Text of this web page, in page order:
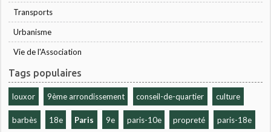
Transports
Urbanisme
Vie de l'Association
Tags populaires
louxor 9ème arrondissement conseil-de-quartier culture
barbès 18e Paris 9e paris-10e propreté paris-18e